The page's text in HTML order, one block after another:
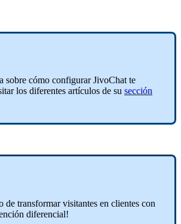
sobre cómo configurar JivoChat te
los diferentes artículos de su sección
de transformar visitantes en clientes con
diferencial!